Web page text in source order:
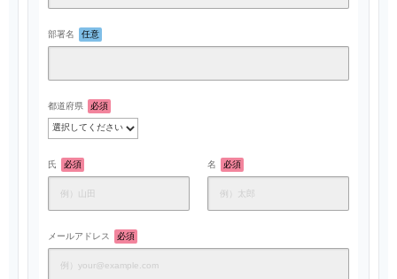
部署名 任意
都道府県 必須
氏 必須 名 必須
メールアドレス 必須